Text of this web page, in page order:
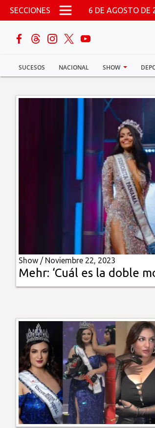
Pasar al contenido principal
SECCIONES 6 DE AGOSTO DE
SUCESOS NACIONAL SHOW
buscar
Sucesos
Nacional
Multimedia
Show / Noviembre 22, 2023
Mehr: ‘Cuál es la doble